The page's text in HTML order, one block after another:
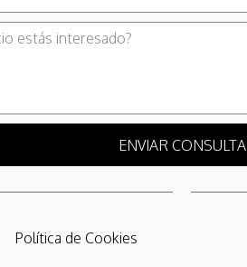
ENVIAR CONSULTA
Política de Cookies